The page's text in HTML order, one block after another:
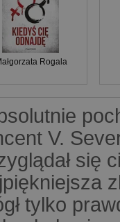
Rogala
V.
się
tylko